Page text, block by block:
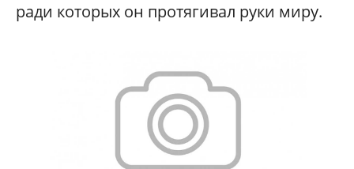
ради которых он протягивал руки миру.